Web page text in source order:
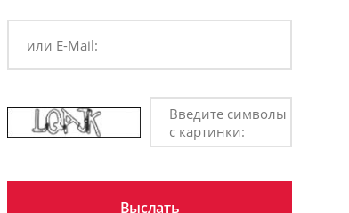
или E-Mail:
Введите символы
с картинки: